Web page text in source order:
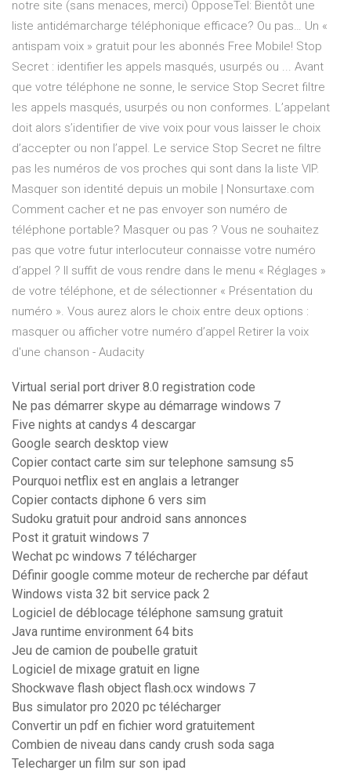
notre site (sans menaces, merci) OpposeTel: Bientôt une
liste antidémarcharge téléphonique efficace? Ou pas… Un «
antispam voix » gratuit pour les abonnés Free Mobile! Stop
Secret : identifier les appels masqués, usurpés ou ... Avant
que votre téléphone ne sonne, le service Stop Secret filtre
les appels masqués, usurpés ou non conformes. L’appelant
doit alors s’identifier de vive voix pour vous laisser le choix
d’accepter ou non l’appel. Le service Stop Secret ne filtre
pas les numéros de vos proches qui sont dans la liste VIP.
Masquer son identité depuis un mobile | Nonsurtaxe.com
Comment cacher et ne pas envoyer son numéro de
téléphone portable? Masquer ou pas ? Vous ne souhaitez
pas que votre futur interlocuteur connaisse votre numéro
d’appel ? Il suffit de vous rendre dans le menu « Réglages »
de votre téléphone, et de sélectionner « Présentation du
numéro ». Vous aurez alors le choix entre deux options :
masquer ou afficher votre numéro d’appel Retirer la voix
d'une chanson - Audacity
Virtual serial port driver 8.0 registration code
Ne pas démarrer skype au démarrage windows 7
Five nights at candys 4 descargar
Google search desktop view
Copier contact carte sim sur telephone samsung s5
Pourquoi netflix est en anglais a letranger
Copier contacts diphone 6 vers sim
Sudoku gratuit pour android sans annonces
Post it gratuit windows 7
Wechat pc windows 7 télécharger
Définir google comme moteur de recherche par défaut
Windows vista 32 bit service pack 2
Logiciel de déblocage téléphone samsung gratuit
Java runtime environment 64 bits
Jeu de camion de poubelle gratuit
Logiciel de mixage gratuit en ligne
Shockwave flash object flash.ocx windows 7
Bus simulator pro 2020 pc télécharger
Convertir un pdf en fichier word gratuitement
Combien de niveau dans candy crush soda saga
Telecharger un film sur son ipad